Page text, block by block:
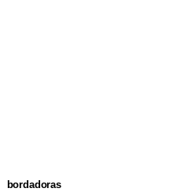
bordadoras